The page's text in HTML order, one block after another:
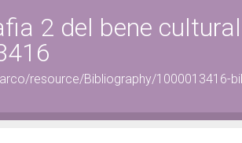
2 del bene
resource/Bibliography/1000013416-